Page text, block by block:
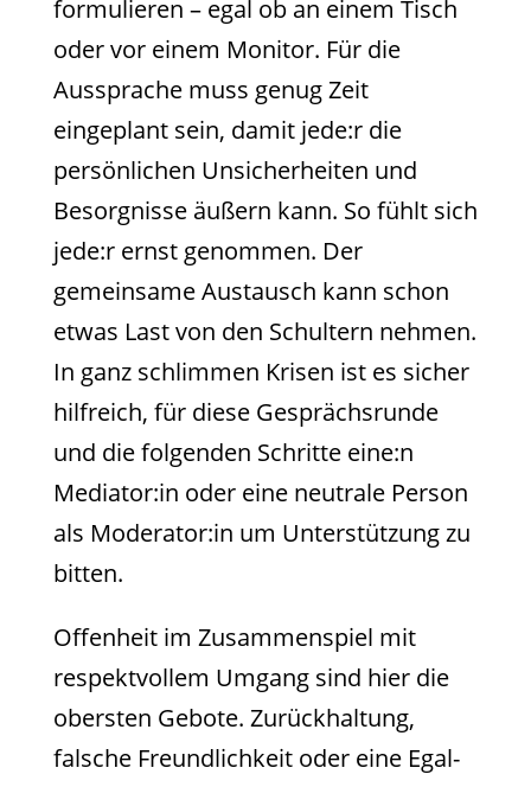
formulieren – egal ob an einem Tisch
oder vor einem Monitor. Für die
Aussprache muss genug Zeit
eingeplant sein, damit jede:r die
persönlichen Unsicherheiten und
Besorgnisse äußern kann. So fühlt sich
jede:r ernst genommen. Der
gemeinsame Austausch kann schon
etwas Last von den Schultern nehmen.
In ganz schlimmen Krisen ist es sicher
hilfreich, für diese Gesprächsrunde
und die folgenden Schritte eine:n
Mediator:in oder eine neutrale Person
als Moderator:in um Unterstützung zu
bitten.
Offenheit im Zusammenspiel mit
respektvollem Umgang sind hier die
obersten Gebote. Zurückhaltung,
falsche Freundlichkeit oder eine Egal-